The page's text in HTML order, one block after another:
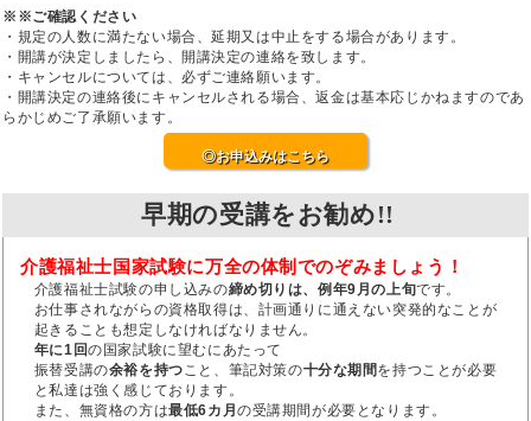
※※ご確認ください
・規定の人数に満たない場合、延期又は中止をする場合があります。
・開講が決定しましたら、開講決定の連絡を致します。
・キャンセルについては、必ずご連絡願います。
・開講決定の連絡後にキャンセルされる場合、返金は基本応じかねますのであ
らかじめご了承願います。
◎お申込みはこちら
早期の受講をお勧め!!
介護福祉士国家試験に万全の体制でのぞみましょう！
介護福祉士試験の申し込みの締め切りは、例年9月の上旬です。
お仕事されながらの資格取得は、計画通りに通えない突発的なことが
起きることも想定しなければなりません。
年に1回の国家試験に望むにあたって
振替受講の余裕を持つこと、筆記対策の十分な期間を持つことが必要
と私達は強く感じております。
また、無資格の方は最低6カ月の受講期間が必要となります。